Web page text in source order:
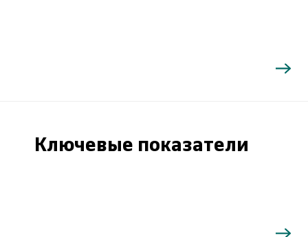
Ключевые показатели